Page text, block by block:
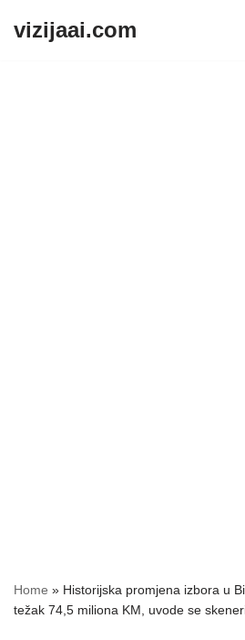
vizijaai.com
Home » Historijska promjena izbora u
težak 74,5 miliona KM, uvode se